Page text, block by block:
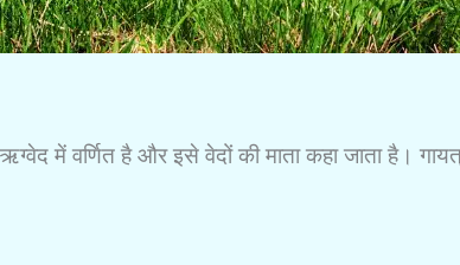
में वर्णित है और इसे वेदों की माता कहा जाता है।